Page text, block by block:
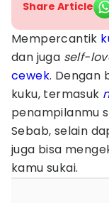
Share Article
Mempercantik
dan juga self-
cewek. Dengan
kuku, termasuk
penampilanmu
Sebab, selain
juga bisa
kamu sukai.